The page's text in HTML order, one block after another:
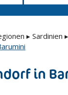
▸ Sardinien ▸
in